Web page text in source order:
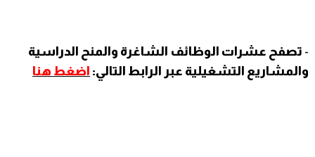
- تصفح عشرات الوظائف الشاغرة والمنح الدراسية
والمشاريع التشغيلية عبر الرابط التالي: اضغط هنا